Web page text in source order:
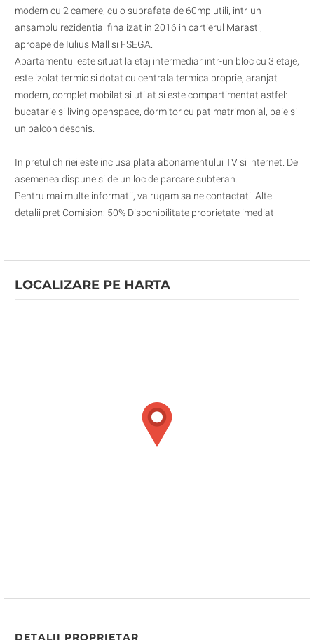
modern cu 2 camere, cu o suprafata de 60mp utili, intr-un
ansamblu rezidential finalizat in 2016 in cartierul Marasti,
aproape de Iulius Mall si FSEGA.
Apartamentul este situat la etaj intermediar intr-un bloc cu 3 etaje,
este izolat termic si dotat cu centrala termica proprie, aranjat
modern, complet mobilat si utilat si este compartimentat astfel:
bucatarie si living openspace, dormitor cu pat matrimonial, baie si
un balcon deschis.
In pretul chiriei este inclusa plata abonamentului TV si internet. De
asemenea dispune si de un loc de parcare subteran.
Pentru mai multe informatii, va rugam sa ne contactati! Alte
detalii pret Comision: 50% Disponibilitate proprietate imediat
LOCALIZARE PE HARTA
DETALII PROPRIETAR